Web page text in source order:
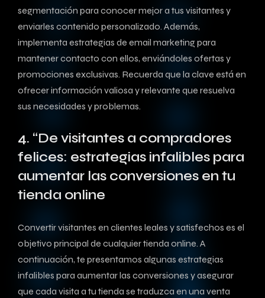
segmentación para conocer mejor a tus visitantes y
enviarles contenido personalizado. Además,
implementa estrategias de ‍email marketing para
⁣mantener contacto con ellos, enviándoles ofertas y
promociones‍ exclusivas. Recuerda que la clave está en
ofrecer información​ valiosa y relevante que resuelva
sus necesidades y problemas.
4. “De visitantes a compradores
felices: estrategias infalibles para
aumentar las conversiones en tu
tienda online
Convertir visitantes en clientes leales y satisfechos es el
objetivo principal de cualquier tienda online. A
⁣continuación, te presentamos algunas ⁢estrategias
infalibles para aumentar las conversiones y asegurar
que cada visita a tu tienda se⁤ traduzca en⁣ una venta